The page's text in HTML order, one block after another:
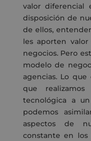
valor diferencial
disposición de
de ellos,
les aporten
negocios. Pero
modelo de
agencias. Lo
que realizamos
tecnológica a
podemos
aspectos de
constante en los